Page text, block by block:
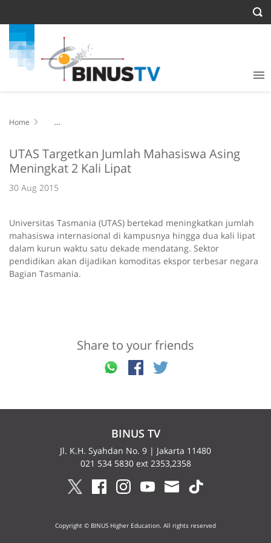
Home
UTAS Targetkan Jumlah Mahasiswa Asing
Meningkat 2 Kali Lipat
30 Aug 2015
Universitas Tasmania (UTAS) bertekad meningkatkan jumlah
mahasiswa internasional di kampusnya hingga dua kali lipat
dalam kurun waktu satu dekade mendatang. Sektor
pendidikan akan dijadikan komoditas ekspor terbesar negara
Bagian Tasmania.
Share to your friends
BINUS TV
Jl. K.H. Syahdan No. 9 | Jakarta 11480
021 534 5830 ext 2353,2358
Copyright © BINUS Higher Education. All rights reserved